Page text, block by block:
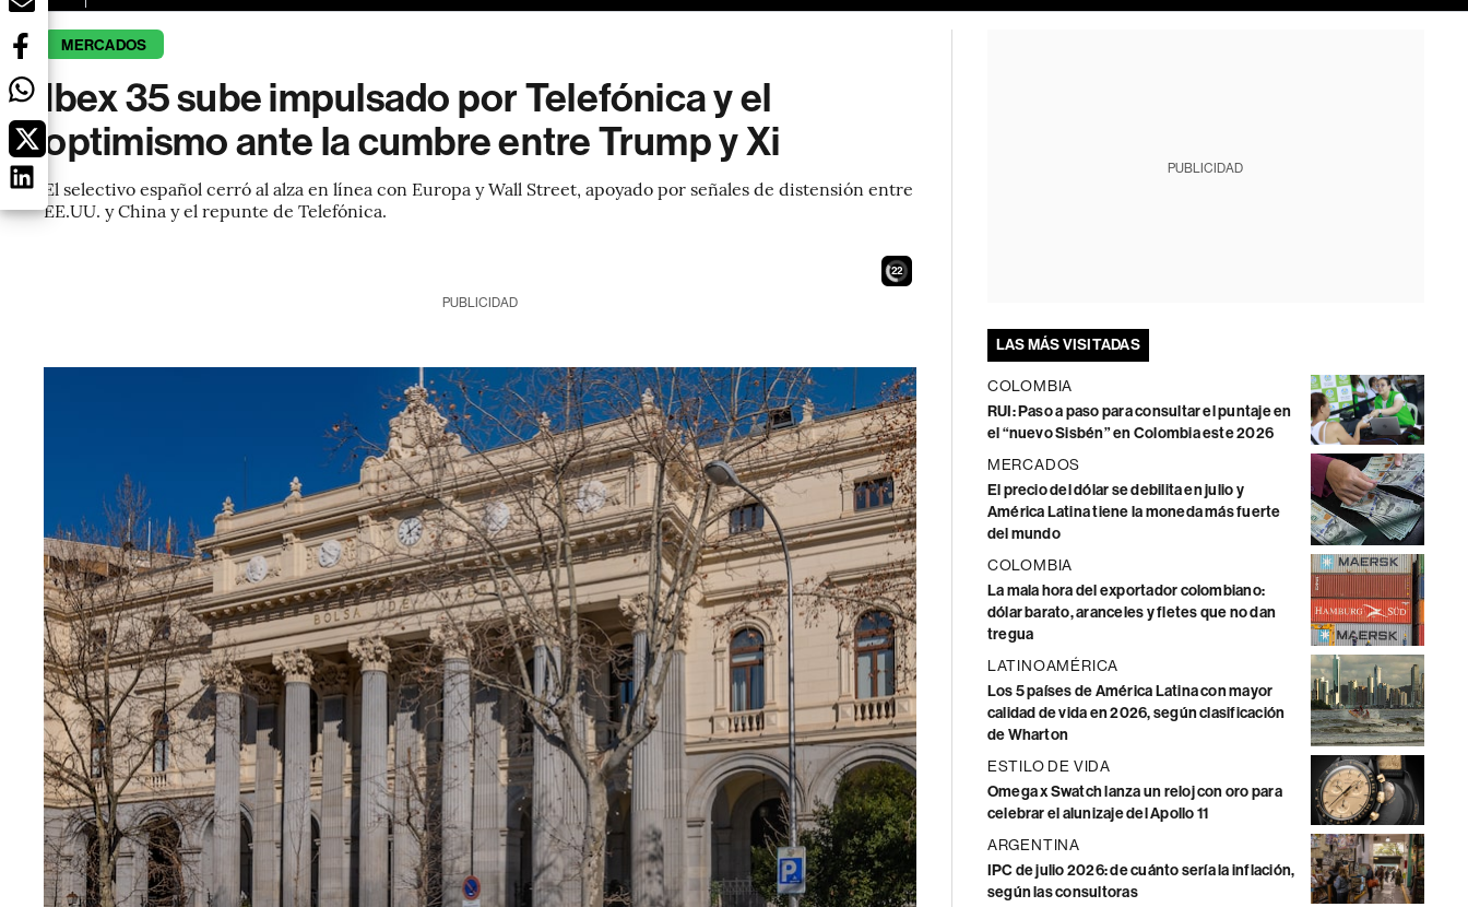
MERCADOS
Ibex 35 sube impulsado por Telefónica y el
optimismo ante la cumbre entre Trump y Xi
El selectivo español cerró al alza en línea con Europa y Wall Street, apoyado por señales de distensión entre
EE.UU. y China y el repunte de Telefónica.
20
PUBLICIDAD
PUBLICIDAD
LAS MÁS VISITADAS
COLOMBIA
RUI: Paso a paso para consultar el puntaje en
el “nuevo Sisbén” en Colombia este 2026
MERCADOS
El precio del dólar se debilita en julio y
América Latina tiene la moneda más fuerte
del mundo
COLOMBIA
La mala hora del exportador colombiano:
dólar barato, aranceles y fletes que no dan
tregua
LATINOAMÉRICA
Los 5 países de América Latina con mayor
calidad de vida en 2026, según clasificación
de Wharton
ESTILO DE VIDA
Omega x Swatch lanza un reloj con oro para
celebrar el alunizaje del Apollo 11
ARGENTINA
IPC de julio 2026: de cuánto sería la inflación,
según las consultoras